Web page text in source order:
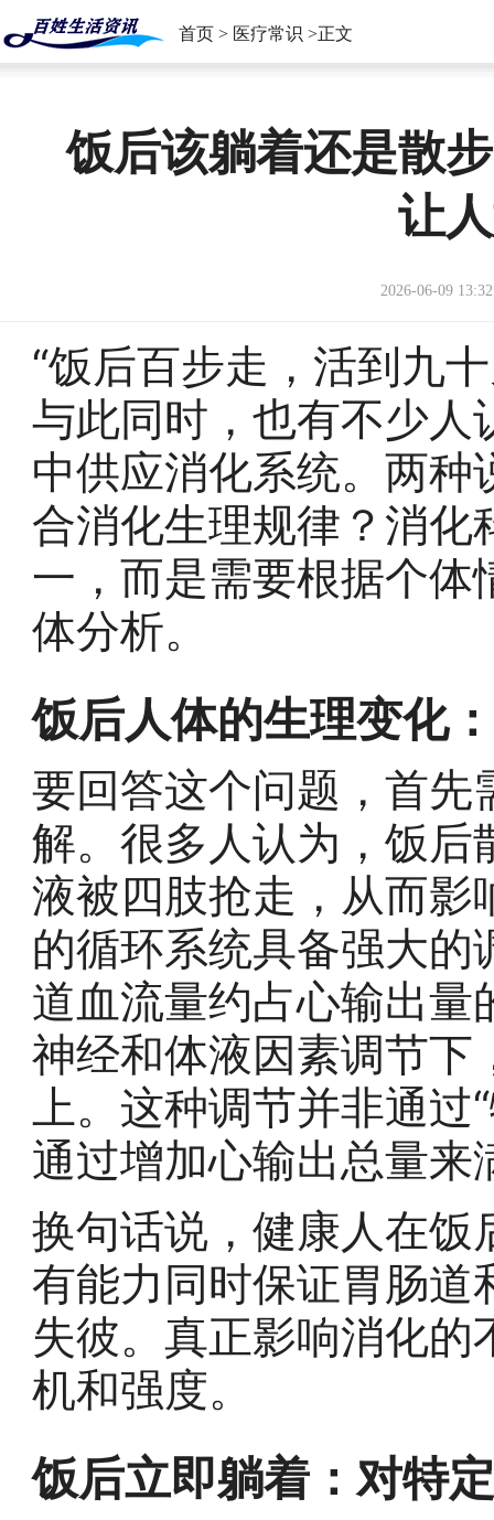
首页 > 医疗常识 >正文
饭后该躺着还是散
让
2026-06-09
“饭后百步走，活到九
与此同时，也有不少
中供应消化系统。两
合消化生理规律？消
一，而是需要根据个
体分析。
饭后人体的生理变化
要回答这个问题，首
解。很多人认为，饭
液被四肢抢走，从而
的循环系统具备强大
道血流量约占心输出
神经和体液因素调节
上。这种调节并非通过
通过增加心输出总量来
换句话说，健康人在
有能力同时保证胃肠
失彼。真正影响消化
机和强度。
饭后立即躺着：对特